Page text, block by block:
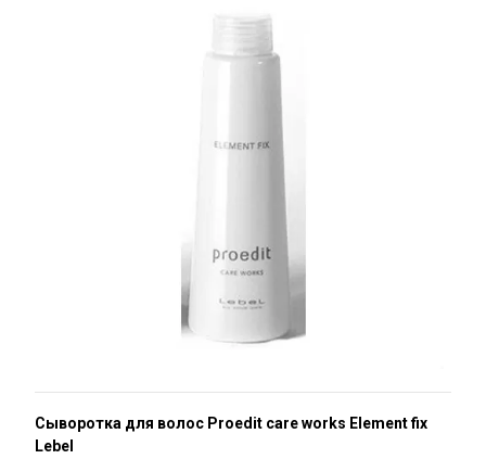
Сыворотка для волос Proedit care works Element fix
Lebel